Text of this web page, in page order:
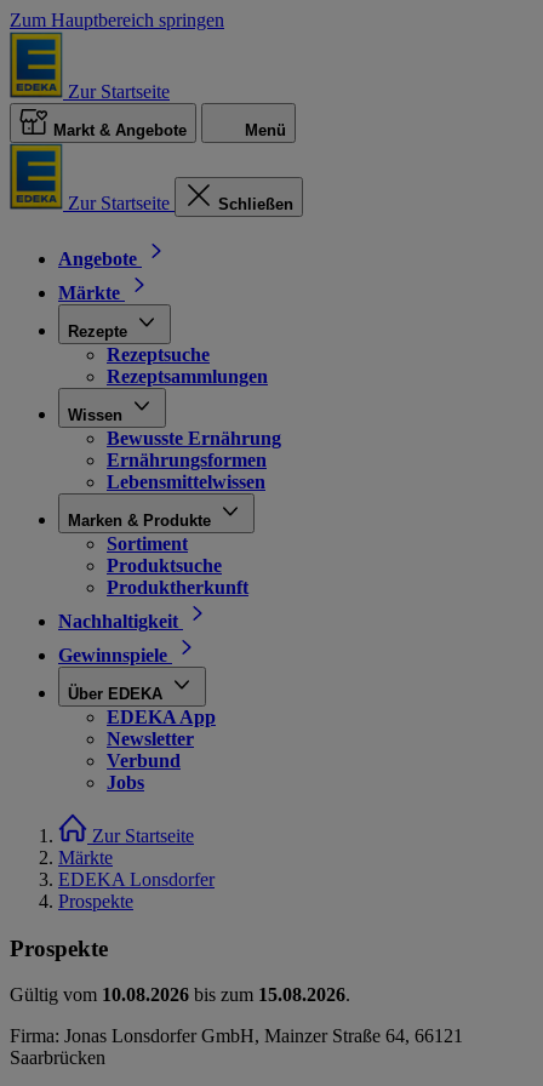
Zum Hauptbereich springen
Zur Startseite
Markt & Angebote Menü
Zur Startseite Schließen
Angebote
Märkte
Rezepte
Rezeptsuche
Rezeptsammlungen
Wissen
Bewusste Ernährung
Ernährungsformen
Lebensmittelwissen
Marken & Produkte
Sortiment
Produktsuche
Produktherkunft
Nachhaltigkeit
Gewinnspiele
Über EDEKA
EDEKA App
Newsletter
Verbund
Jobs
Zur Startseite
Märkte
EDEKA Lonsdorfer
Prospekte
Prospekte
Gültig vom 10.08.2026 bis zum 15.08.2026.
Firma: Jonas Lonsdorfer GmbH, Mainzer Straße 64, 66121
Saarbrücken